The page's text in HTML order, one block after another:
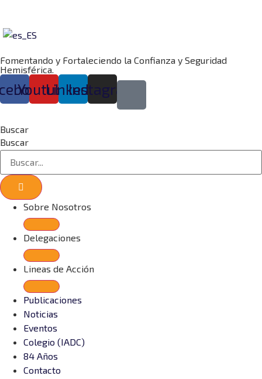
contenido
Fomentando y Fortaleciendo la Confianza y Seguridad
Hemisférica.
YoutubeLinkedin
Instagram
Buscar
Buscar
Sobre Nosotros
Delegaciones
Lineas de Acción
Publicaciones
Noticias
Eventos
Colegio (IADC)
84 Años
Contacto